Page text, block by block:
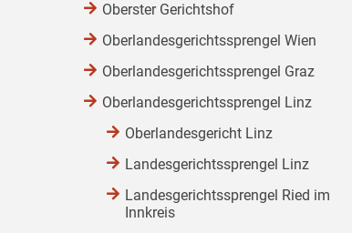
Oberster Gerichtshof
Oberlandesgerichtssprengel Wien
Oberlandesgerichtssprengel Graz
Oberlandesgerichtssprengel Linz
Oberlandesgericht Linz
Landesgerichtssprengel Linz
Landesgerichtssprengel Ried im
Innkreis